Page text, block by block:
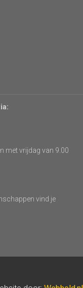
met vrijdag van 9.00
vind je